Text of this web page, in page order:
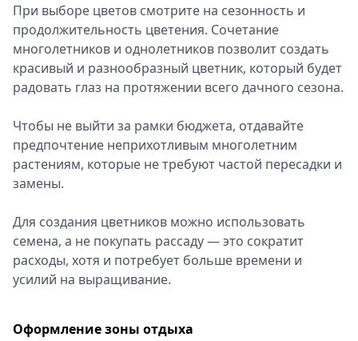
При выборе цветов смотрите на сезонность и
продолжительность цветения. Сочетание
многолетников и однолетников позволит создать
красивый и разнообразный цветник, который будет
радовать глаз на протяжении всего дачного сезона.
Чтобы не выйти за рамки бюджета, отдавайте
предпочтение неприхотливым многолетним
растениям, которые не требуют частой пересадки и
замены.
Для создания цветников можно использовать
семена, а не покупать рассаду ― это сократит
расходы, хотя и потребует больше времени и
усилий на выращивание.
Оформление зоны отдыха